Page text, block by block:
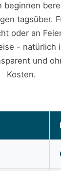
beginnen
tagsüber.
oder an
- natürlich
und
Kosten.